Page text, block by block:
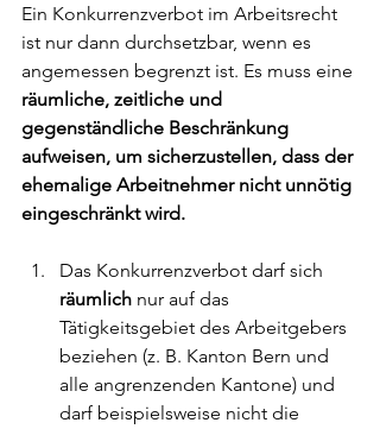
Ein Konkurrenzverbot im Arbeitsrecht
ist nur dann durchsetzbar, wenn es
angemessen begrenzt ist. Es muss eine
räumliche, zeitliche und
gegenständliche Beschränkung
aufweisen, um sicherzustellen, dass der
ehemalige Arbeitnehmer nicht unnötig
eingeschränkt wird.
Das Konkurrenzverbot darf sich
räumlich nur auf das
Tätigkeitsgebiet des Arbeitgebers
beziehen (z. B. Kanton Bern und
alle angrenzenden Kantone) und
darf beispielsweise nicht die